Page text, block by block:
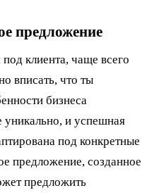
предложение
клиента, чаще всего
вписать, что ты
бизнеса
уникально, и успешная
под конкретные
предложение, созданное
предложить